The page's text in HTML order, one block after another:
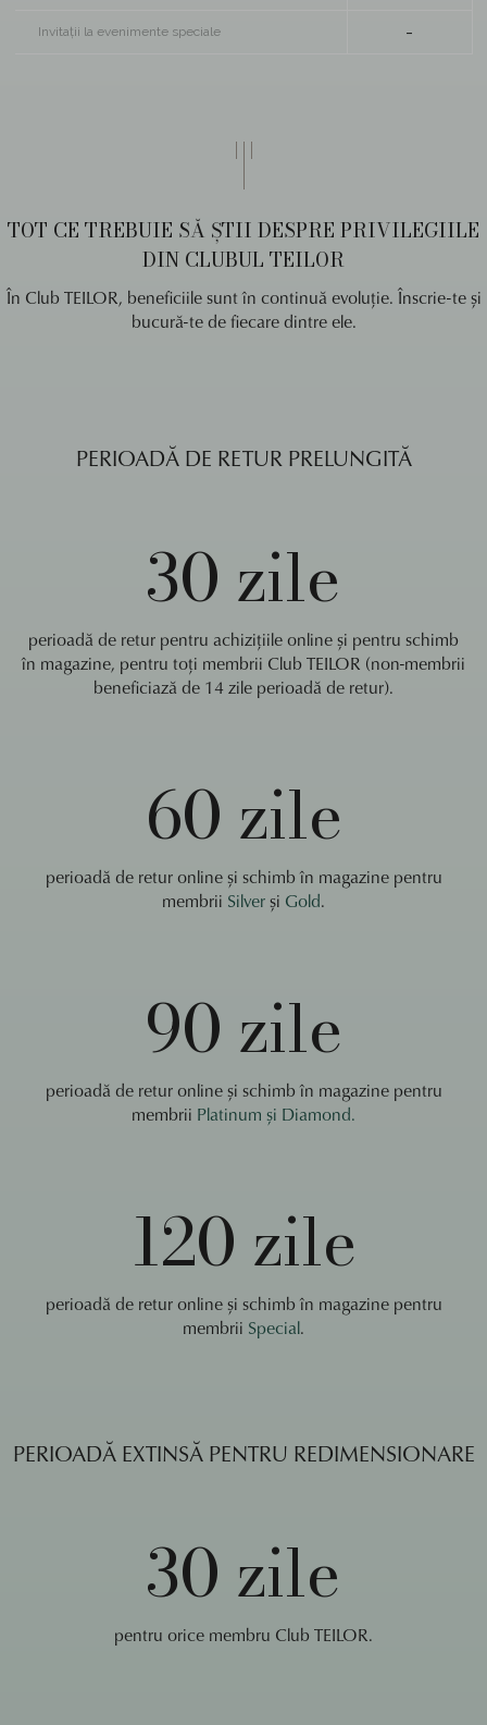
Invitații la evenimente speciale -
TOT CE TREBUIE SĂ ȘTII DESPRE PRIVILEGIILE
DIN CLUBUL TEILOR
În Club TEILOR, beneficiile sunt în continuă evoluție. Înscrie-te și
bucură-te de fiecare dintre ele.
PERIOADĂ DE RETUR PRELUNGITĂ
30 zile
perioadă de retur pentru achizițiile online și pentru schimb
în magazine, pentru toți membrii Club TEILOR (non-membrii
beneficiază de 14 zile perioadă de retur).
60 zile
perioadă de retur online și schimb în magazine pentru
membrii Silverși Gold.
90 zile
perioadă de retur online și schimb în magazine pentru
membrii Platinum și Diamond.
120 zile
perioadă de retur online și schimb în magazine pentru
membrii Special.
PERIOADĂ EXTINSĂ PENTRU REDIMENSIONARE
30 zile
pentru orice membru Club TEILOR.